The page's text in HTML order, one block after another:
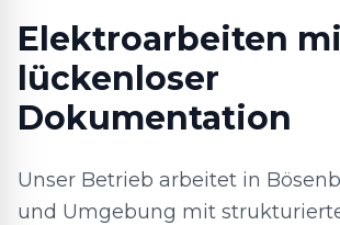
Elektroarbeiten
lückenloser
Dokumentation
Unser Betrieb arbeitet in
und Umgebung mit